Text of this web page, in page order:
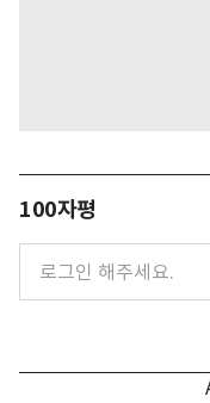
100자평